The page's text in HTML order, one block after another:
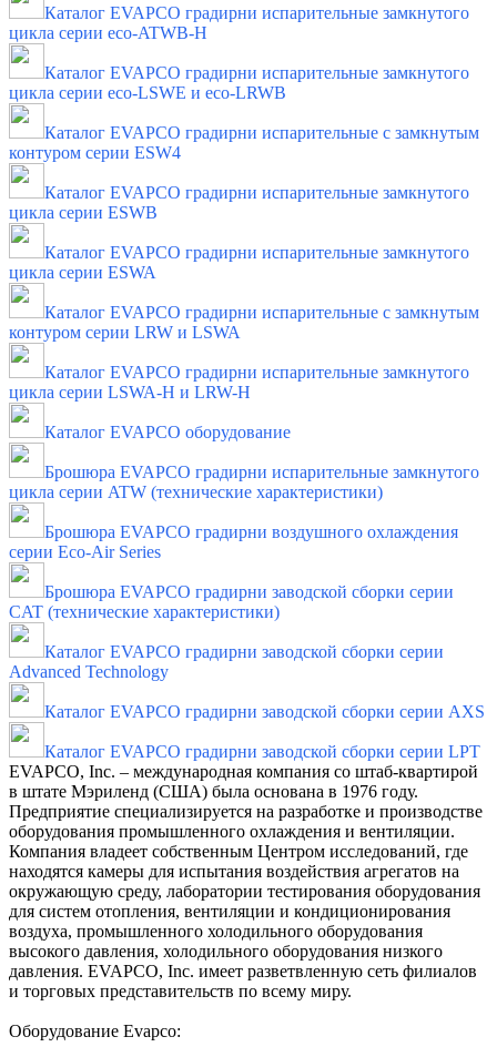
Каталог EVAPCO градирни испарительные замкнутого
цикла серии eco-ATWB-H
Каталог EVAPCO градирни испарительные замкнутого
цикла серии eco-LSWE и eco-LRWB
Каталог EVAPCO градирни испарительные с замкнутым
контуром серии ESW4
Каталог EVAPCO градирни испарительные замкнутого
цикла серии ESWB
Каталог EVAPCO градирни испарительные замкнутого
цикла серии ESWA
Каталог EVAPCO градирни испарительные с замкнутым
контуром серии LRW и LSWA
Каталог EVAPCO градирни испарительные замкнутого
цикла серии LSWA-H и LRW-H
Каталог EVAPCO оборудование
Брошюра EVAPCO градирни испарительные замкнутого
цикла серии ATW (технические характеристики)
Брошюра EVAPCO градирни воздушного охлаждения
серии Eco-Air Series
Брошюра EVAPCO градирни заводской сборки серии
CAT (технические характеристики)
Каталог EVAPCO градирни заводской сборки серии
Advanced Technology
Каталог EVAPCO градирни заводской сборки серии AXS
Каталог EVAPCO градирни заводской сборки серии LPT
EVAPCO, Inc. – международная компания со штаб-квартирой
в штате Мэриленд (США) была основана в 1976 году.
Предприятие специализируется на разработке и производстве
оборудования промышленного охлаждения и вентиляции.
Компания владеет собственным Центром исследований, где
находятся камеры для испытания воздействия агрегатов на
окружающую среду, лаборатории тестирования оборудования
для систем отопления, вентиляции и кондиционирования
воздуха, промышленного холодильного оборудования
высокого давления, холодильного оборудования низкого
давления. EVAPCO, Inc. имеет разветвленную сеть филиалов
и торговых представительств по всему миру.
Оборудование Evapco: